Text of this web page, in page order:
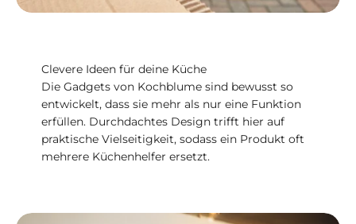
Clevere Ideen für deine Küche
Die Gadgets von Kochblume sind bewusst so
entwickelt, dass sie mehr als nur eine Funktion
erfüllen. Durchdachtes Design trifft hier auf
praktische Vielseitigkeit, sodass ein Produkt oft
mehrere Küchenhelfer ersetzt.